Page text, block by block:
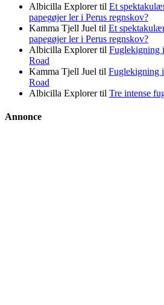
Albicilla Explorertil Et
papegøjer ler i Perus regnskov?
Kamma Tjell Juel til Et
papegøjer ler i Perus regnskov?
Albicilla Explorertil Fuglekigning
Road
Kamma Tjell Juel til Fuglekigning
Road
Albicilla Explorertil Tre intense
Annonce